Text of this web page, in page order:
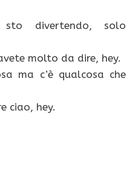
divertendo, solo
molto da dire, hey.
ma c’è qualcosa che
ciao, hey.